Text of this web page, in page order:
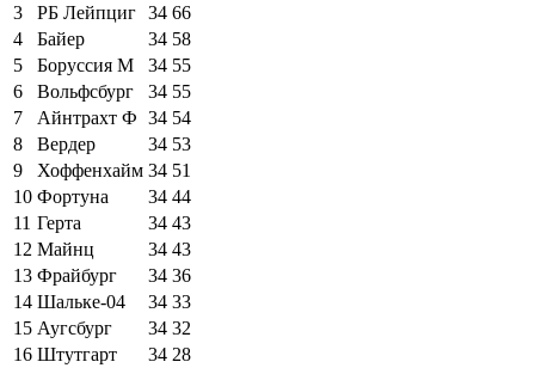
3
РБ Лейпциг 34 66
4
Байер 34 58
5
Боруссия М 34 55
6
Вольфсбург 34 55
7
Айнтрахт Ф 34 54
8
Вердер 34 53
9
Хоффенхайм 34 51
10 Фортуна 34 44
11 Герта 34 43
12 Майнц 34 43
13 Фрайбург 34 36
14 Шальке-04 34 33
15 Аугсбург 34 32
16 Штутгарт 34 28